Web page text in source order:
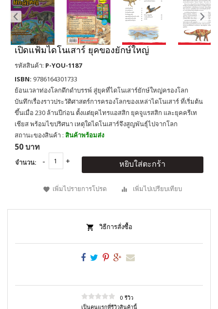
เปิดแฟ้มไดโนเสาร์ ยุคของยักษ์ใหญ่
รหัสสินค้า: P-YOU-1187
ISBN: 9786164301733
ย้อนเวลาท่องโลกดึกดำบรรพ์ สู่ยุคที่ไดโนเสาร์ยักษ์ใหญ่ครองโลก
บันทึกเรื่องราวประวัติศาสตร์การครองโลกของเหล่าไดโนเสาร์ ที่เริ่มต้น
ขึ้นเมื่อ 230 ล้านปีก่อน ตั้งแต่ยุคไทรแอสสิก ยุคจูแรสสิก และยุคครีเท
เชียส พร้อมไขปริศนา เหตุใดไดโนเสาร์จึงสูญพันธุ์ไปจากโลก
สถานะของสินค้า : สินค้าพร้อมส่ง
50 บาท
จำนวน: หยิบใส่ตะกร้า
เพิ่มไปรายการโปรด เพิ่มไปเปรียบเทียบ
วิธีการสั่งซื้อ
0 รีวิว
เป็นคนแรกที่รีวิวสินค้านี้